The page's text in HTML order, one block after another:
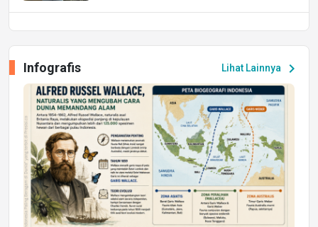
Peluang Kerja dan Magang
Jumat, 17 Jul 2026 22:30
DAERAH
Astra Motor Kalimantan Timur 2 Dukung
Mahasiswa Samarinda dalam Astra
Honda SDGs Future Leaders 2026
Jumat, 10 Jul 2026 19:01
Lihat Lainnya chevron_right
Infografis